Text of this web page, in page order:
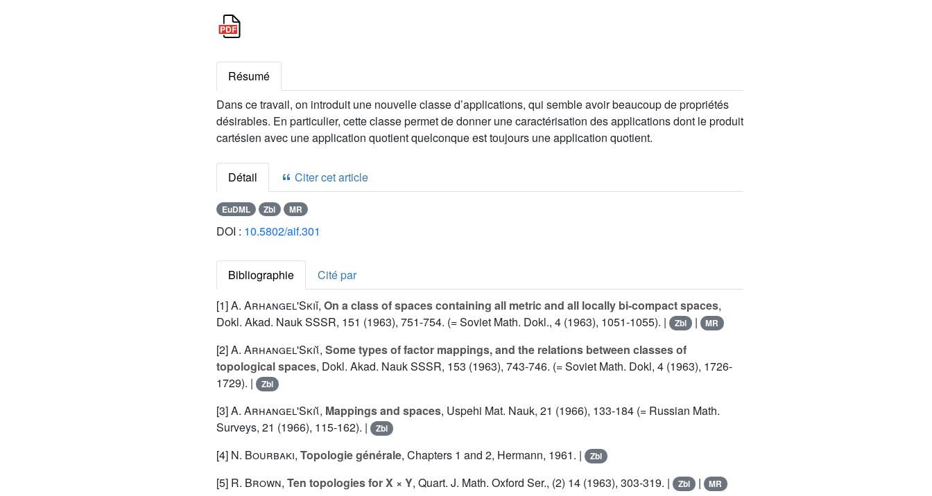
Résumé
Dans ce travail, on introduit une nouvelle classe d’applications, qui semble avoir beaucoup de propriétés
désirables. En particulier, cette classe permet de donner une caractérisation des applications dont le produit
cartésien avec une application quotient quelconque est toujours une application quotient.
Détail Citer cet article
EuDML Zbl MR
DOI : 10.5802/aif.301
Bibliographie
Cité par
[1]A. Arhangel'Skiĭ, On a class of spaces containing all metric and all locally bi-compact spaces,
Dokl. Akad. Nauk SSSR, 151 (1963), 751-754. (= Soviet Math. Dokl., 4 (1963), 1051-1055). |
Zbl | MR
[2]A. Arhangel'Skiῐ, Some types of factor mappings, and the relations between classes of
topological spaces, Dokl. Akad. Nauk SSSR, 153 (1963), 743-746. (= Soviet Math. Dokl, 4 (1963), 1726-
1729). |
Zbl
[3]A. Arhangel'Skiῐ, Mappings and spaces, Uspehi Mat. Nauk, 21 (1966), 133-184 (= Russian Math.
Surveys, 21 (1966), 115-162). |
Zbl
[4] N. Bourbaki, Topologie générale, Chapters 1 and 2, Hermann, 1961. | Zbl
[5] R. Brown, Ten topologies for X × Y, Quart. J. Math. Oxford Ser., (2) 14 (1963), 303-319. | Zbl | MR